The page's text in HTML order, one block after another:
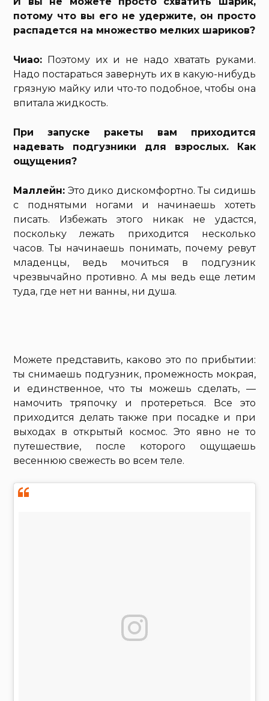
потому что вы его не удержите, он просто
распадется на множество мелких шариков?
Чиао: Поэтому их и не надо хватать руками.
Надо постараться завернуть их в какую-нибудь
грязную майку или что-то подобное, чтобы она
впитала жидкость.
При запуске ракеты вам приходится
надевать подгузники для взрослых. Как
ощущения?
Маллейн: Это дико дискомфортно. Ты сидишь
с поднятыми ногами и начинаешь хотеть
писать. Избежать этого никак не удастся,
поскольку лежать приходится несколько
часов. Ты начинаешь понимать, почему ревут
младенцы, ведь мочиться в подгузник
чрезвычайно противно. А мы ведь еще летим
туда, где нет ни ванны, ни душа.
Можете представить, каково это по прибытии:
ты снимаешь подгузник, промежность мокрая,
и единственное, что ты можешь сделать, —
намочить тряпочку и протереться. Все это
приходится делать также при посадке и при
выходах в открытый космос. Это явно не то
путешествие, после которого ощущаешь
весеннюю свежесть во всем теле.